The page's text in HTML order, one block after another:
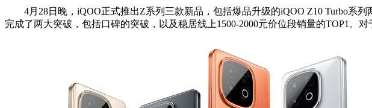
4月28日晚，iQOO正式推出Z系列三款新品，包括爆品升级的iQOO Z10 Turbo系列
完成了两大突破，包括口碑的突破，以及稳居线上1500-2000元价位段销量的TOP1。